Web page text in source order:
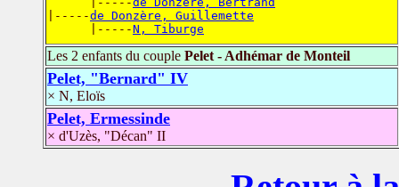
|-----de Donzère, Guillemette
      |-----
N, Tiburge
Les 2 enfants du couple Pelet - Adhémar de Monteil
Pelet, "Bernard" IV
× N, Eloïs
Pelet, Ermessinde
× d'Uzès, "Décan" II